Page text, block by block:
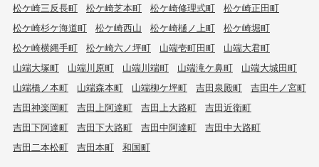
松ケ崎三反長町
松ケ崎芝本町 松ケ崎修理式町
松ケ崎正田町
松ケ崎杉ケ海道町
松ケ崎西山 松ケ崎樋ノ上町
松ケ崎堀町
松ケ崎横縄手町
松ケ崎六ノ坪町 山端壱町田町
山端大君町
山端大塚町
山端川原町 山端川端町 山端滝ケ鼻町
山端大城田町
山端橋ノ本町
山端森本町 山端柳ケ坪町 吉田泉殿町
吉田牛ノ宮町
吉田神楽岡町
吉田上阿達町 吉田上大路町
吉田近衛町
吉田下阿達町
吉田下大路町 吉田中阿達町
吉田中大路町
吉田二本松町
吉田本町 和国町